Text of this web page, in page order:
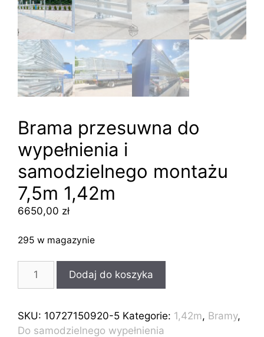
Brama przesuwna do
wypełnienia i
samodzielnego montażu
7,5m 1,42m
6650,00 zł
295 w magazynie
Brama
do
wypełnienia
Dodaj do koszyka
SKU: 10727150920-5 Kategorie: 1,42m, Bramy,
Do samodzielnego wypełnienia